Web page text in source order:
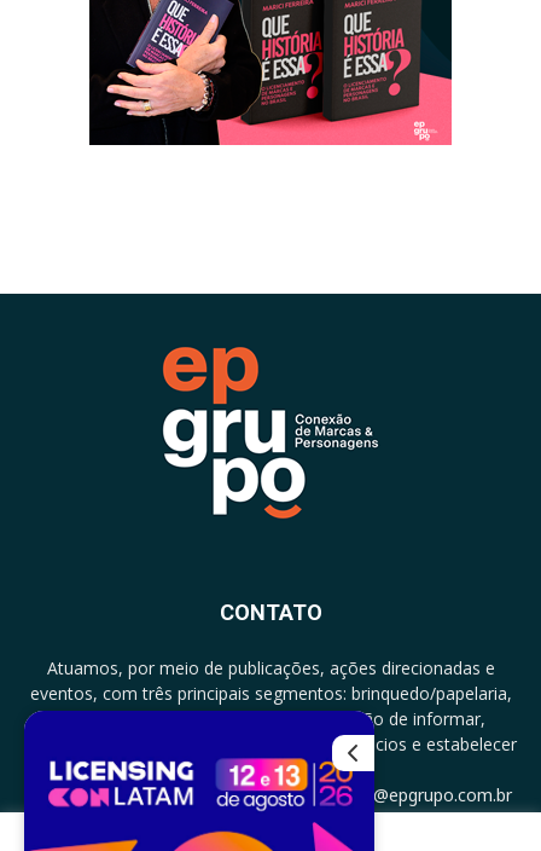
CONTATO
Atuamos, por meio de publicações, ações direcionadas e
eventos, com três principais segmentos: brinquedo/papelaria,
licenciamento e zero a três com a missão de informar,
documentar, proporcionar encontro de negócios e estabelecer
parcerias.
CONTATO: +5511994513097 - atendimento@epgrupo.com.br